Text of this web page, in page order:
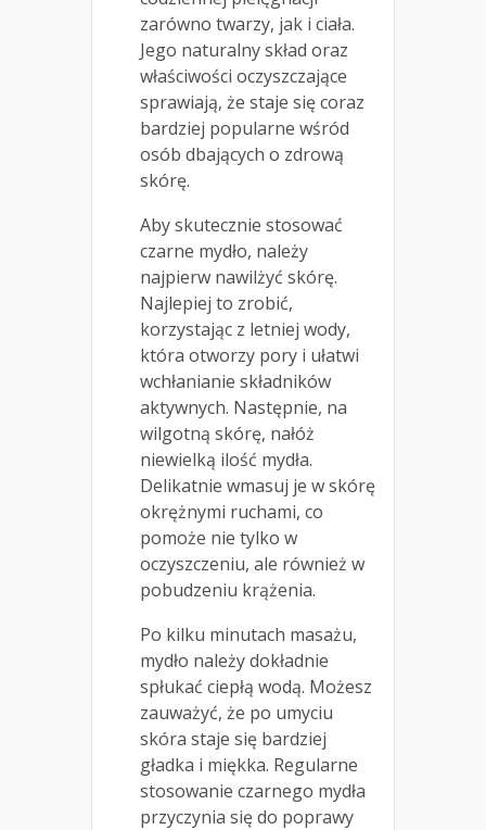
zarówno twarzy, jak i ciała.
Jego naturalny skład oraz
właściwości oczyszczające
sprawiają, że staje się coraz
bardziej popularne wśród
osób dbających o zdrową
skórę.
Aby skutecznie stosować
czarne mydło, należy
najpierw nawilżyć skórę.
Najlepiej to zrobić,
korzystając z letniej wody,
która otworzy pory i ułatwi
wchłanianie składników
aktywnych. Następnie, na
wilgotną skórę, nałóż
niewielką ilość mydła.
Delikatnie wmasuj je w skórę
okrężnymi ruchami, co
pomoże nie tylko w
oczyszczeniu, ale również w
pobudzeniu krążenia.
Po kilku minutach masażu,
mydło należy dokładnie
spłukać ciepłą wodą. Możesz
zauważyć, że po umyciu
skóra staje się bardziej
gładka i miękka. Regularne
stosowanie czarnego mydła
przyczynia się do poprawy